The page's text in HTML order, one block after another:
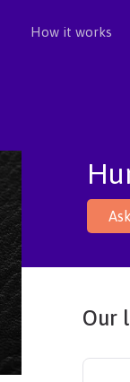
How it works
Our